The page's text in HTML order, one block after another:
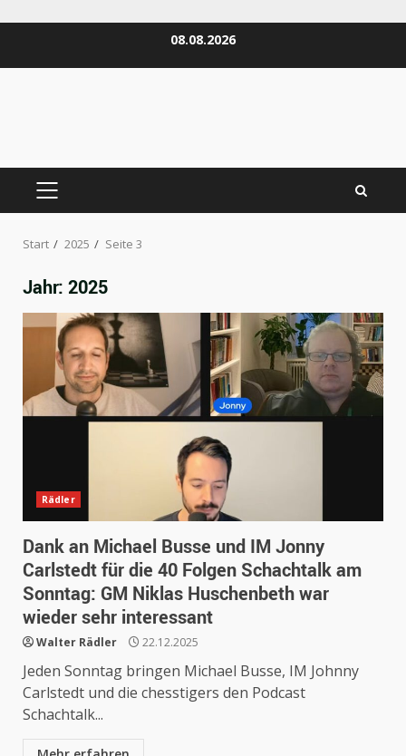
08.08.2026
PRIMÄRES
Start 2025 Seite 3
Jahr: 2025
Rädler
Dank an Michael Busse und IM Jonny
Carlstedt für die 40 Folgen Schachtalk am
Sonntag: GM Niklas Huschenbeth war
wieder sehr interessant
Walter Rädler 22.12.2025
Jeden Sonntag bringen Michael Busse, IM Johnny
Carlstedt und die chesstigers den Podcast
Schachtalk...